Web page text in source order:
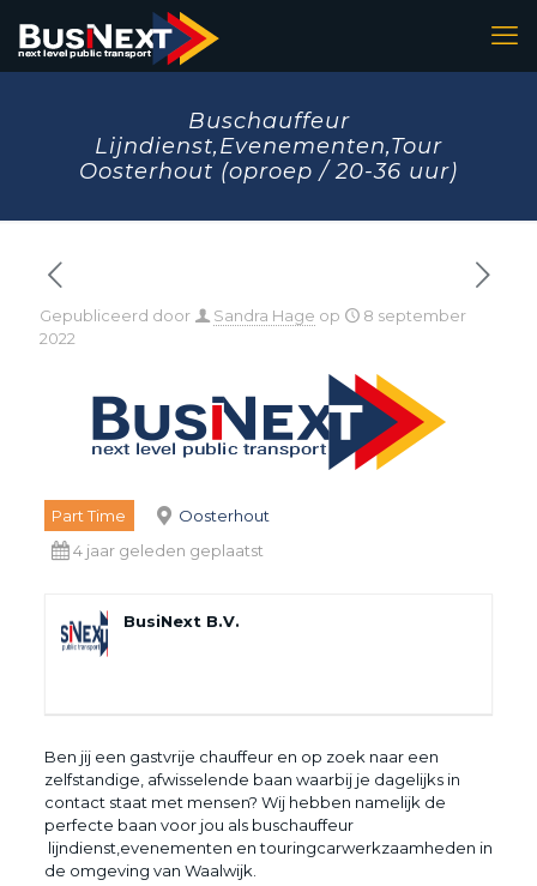
Buschauffeur
Lijndienst,Evenementen,Tour
Oosterhout (oproep / 20-36 uur)
Gepubliceerd door Sandra Hage op
8 september
2022
Part Time
Oosterhout
4 jaar geleden geplaatst
BusiNext B.V.
Ben jij een gastvrije chauffeur en op zoek naar een
zelfstandige, afwisselende baan waarbij je dagelijks in
contact staat met mensen? Wij hebben namelijk de
perfecte baan voor jou als buschauffeur
lijndienst,evenementen en touringcarwerkzaamheden in
de omgeving van Waalwijk.